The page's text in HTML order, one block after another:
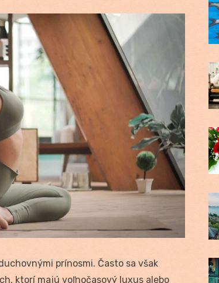
prínosmi. Často sa však
ktorí majú voľnočasový luxus alebo